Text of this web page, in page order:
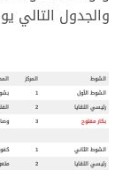
والجدول التالي
الشوط المركز
الشوط الأول
1
رئيسي اللقايا
2
بكار مفتوح
3
الشوط الثاني 1 كفو
رئيسي اللقايا
2